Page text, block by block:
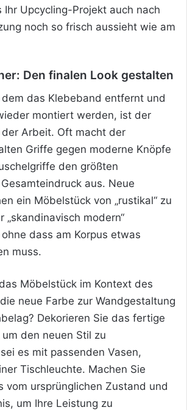
Upcycling-Projekt auch nach
noch so frisch aussieht wie am
Den finalen Look gestalten
das Klebeband entfernt und
montiert werden, ist der
Arbeit. Oft macht der
Griffe gegen moderne Knöpfe
den größten
aus. Neue
ein Möbelstück von „rustikal“ zu
„skandinavisch modern“
dass am Korpus etwas
muss.
Möbelstück im Kontext des
neue Farbe zur Wandgestaltung
Dekorieren Sie das fertige
den neuen Stil zu
es mit passenden Vasen,
Tischleuchte. Machen Sie
vom ursprünglichen Zustand und
um Ihre Leistung zu